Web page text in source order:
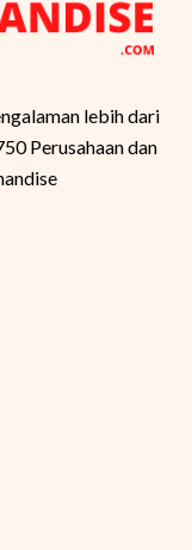
lebih dari
Perusahaan dan